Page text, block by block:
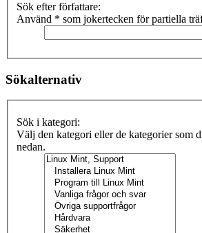
Sök efter författare:
Använd * som jokertecken för partiella
Sökalternativ
Sök i kategori:
Välj den kategori eller de kategorier som
nedan.